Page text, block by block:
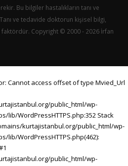
Bu bilgiler hastalıkların tanı ve
ve tedavide doktorun kişisel bilgi,
Copyright © 2000 - 2026 İrfan
Cannot access offset of type Mvied_Url
public_html/wp-
lib/WordPressHTTPS.php:352 Stack
kurtajistanbul.org/public_html/wp-
lib/WordPressHTTPS.php(462):
public_html/wp-